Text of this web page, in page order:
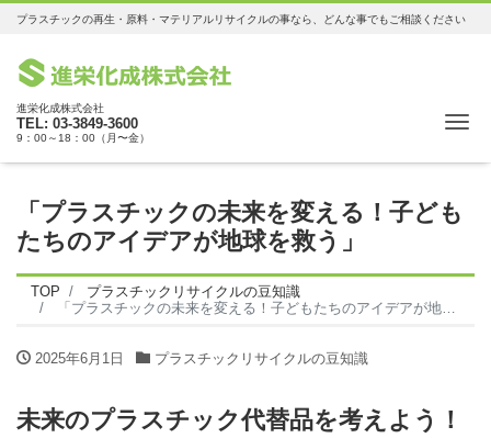
プラスチックの再生・原料・マテリアルリサイクルの事なら、どんな事でもご相談ください
進栄化成株式会社
TEL: 03-3849-3600
9：00～18：00（月〜金）
「プラスチックの未来を変える！子ども
たちのアイデアが地球を救う」
TOP
プラスチックリサイクルの豆知識
「プラスチックの未来を変える！子どもたちのアイデアが地球を救う」
2025年6月1日 プラスチックリサイクルの豆知識
未来のプラスチック代替品を考えよう！